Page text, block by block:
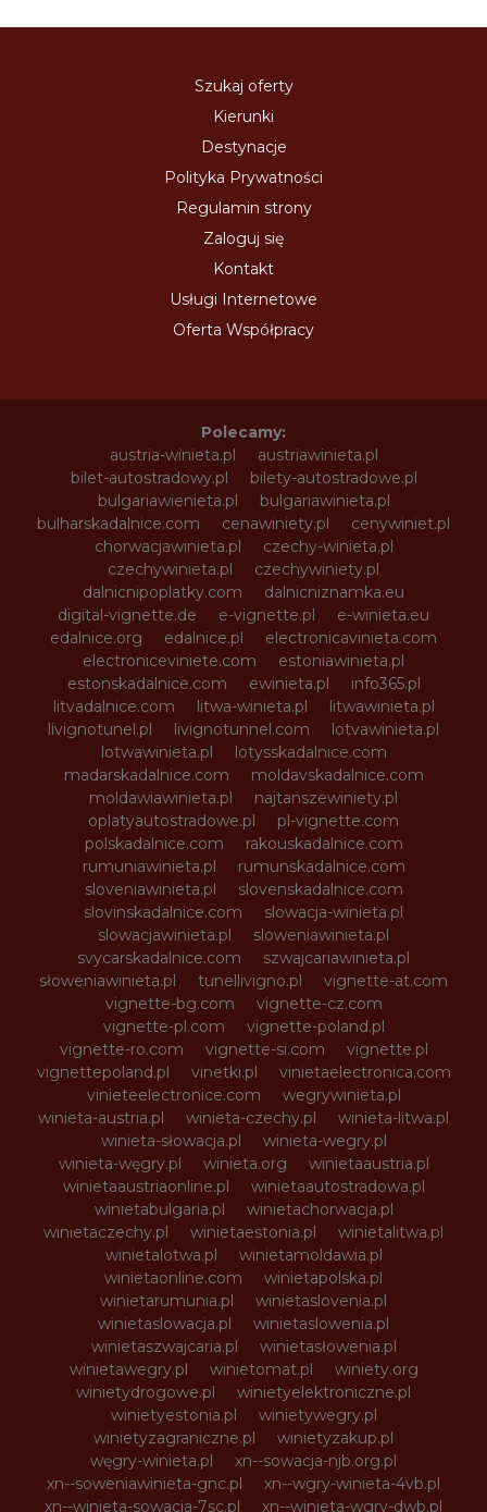
Szukaj oferty
Kierunki
Destynacje
Polityka Prywatności
Regulamin strony
Zaloguj się
Kontakt
Usługi Internetowe
Oferta Współpracy
Polecamy:
austria-winieta.pl
austriawinieta.pl
bilet-autostradowy.pl
bilety-autostradowe.pl
bulgariawienieta.pl
bulgariawinieta.pl
bulharskadalnice.com
cenawiniety.pl
cenywiniet.pl
chorwacjawinieta.pl
czechy-winieta.pl
czechywinieta.pl
czechywiniety.pl
dalnicnipoplatky.com
dalnicniznamka.eu
digital-vignette.de
e-vignette.pl
e-winieta.eu
edalnice.org
edalnice.pl
electronicavinieta.com
electroniceviniete.com
estoniawinieta.pl
estonskadalnice.com
ewinieta.pl
info365.pl
litvadalnice.com
litwa-winieta.pl
litwawinieta.pl
livignotunel.pl
livignotunnel.com
lotvawinieta.pl
lotwawinieta.pl
lotysskadalnice.com
madarskadalnice.com
moldavskadalnice.com
moldawiawinieta.pl
najtanszewiniety.pl
oplatyautostradowe.pl
pl-vignette.com
polskadalnice.com
rakouskadalnice.com
rumuniawinieta.pl
rumunskadalnice.com
sloveniawinieta.pl
slovenskadalnice.com
slovinskadalnice.com
slowacja-winieta.pl
slowacjawinieta.pl
sloweniawinieta.pl
svycarskadalnice.com
szwajcariawinieta.pl
słoweniawinieta.pl
tunellivigno.pl
vignette-at.com
vignette-bg.com
vignette-cz.com
vignette-pl.com
vignette-poland.pl
vignette-ro.com
vignette-si.com
vignette.pl
vignettepoland.pl
vinetki.pl
vinietaelectronica.com
vinieteelectronice.com
wegrywinieta.pl
winieta-austria.pl
winieta-czechy.pl
winieta-litwa.pl
winieta-słowacja.pl
winieta-wegry.pl
winieta-węgry.pl
winieta.org
winietaaustria.pl
winietaaustriaonline.pl
winietaautostradowa.pl
winietabulgaria.pl
winietachorwacja.pl
winietaczechy.pl
winietaestonia.pl
winietalitwa.pl
winietalotwa.pl
winietamoldawia.pl
winietaonline.com
winietapolska.pl
winietarumunia.pl
winietaslovenia.pl
winietaslowacja.pl
winietaslowenia.pl
winietaszwajcaria.pl
winietasłowenia.pl
winietawegry.pl
winietomat.pl
winiety.org
winietydrogowe.pl
winietyelektroniczne.pl
winietyestonia.pl
winietywegry.pl
winietyzagraniczne.pl
winietyzakup.pl
węgry-winieta.pl
xn--sowacja-njb.org.pl
xn--soweniawinieta-gnc.pl
xn--wgry-winieta-4vb.pl
xn--winieta-sowacja-7sc.pl
xn--winieta-wgry-dwb.pl